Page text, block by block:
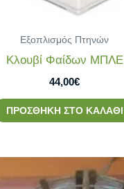
Εξοπλισμός Πτηνών
Κλουβί Φαίδων ΜΠΛΕ
44,00€
ΠΡΟΣΘΉΚΗ ΣΤΟ ΚΑΛΆΘΙ